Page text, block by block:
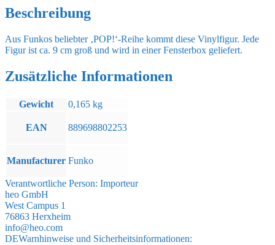
Menge
Beschreibung
Aus Funkos beliebter ‚POP!‘-Reihe kommt diese Vinylfigur. Jede
Figur ist ca. 9 cm groß und wird in einer Fensterbox geliefert.
Zusätzliche Informationen
Gewicht 0,165 kg
EAN 889698802253
Manufacturer Funko
Verantwortliche Person: Importeur
heo GmbH
West Campus 1
76863 Herxheim
info@heo.com
DEWarnhinweise und Sicherheitsinformationen: